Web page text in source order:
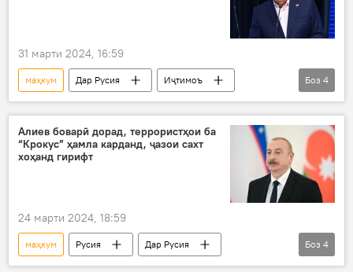
31 марти 2024, 16:59
маҳкум Дар Русия
Иҷтимоъ
Дмитрий Киселёв
террор
муттаҳам
ҳукми эъдом
Боз 4
Алиев боварӣ дорад, террористҳои ба
“Крокус” ҳамла карданд, ҷазои сахт
хоҳанд гирифт
24 марти 2024, 18:59
маҳкум Русия
Дар Русия
Озарбойҷон
Владимир Путин
Боз 4